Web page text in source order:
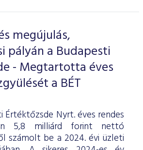
megújulás,
pályán a Budapesti
- Megtartotta éves
a BÉT
Értéktőzsde Nyrt. éves rendes
5,8 milliárd forint nettó
számolt be a 2024. évi üzleti